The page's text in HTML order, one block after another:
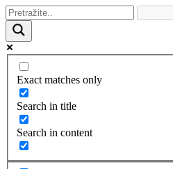
Exact matches only
Search in title
Search in content